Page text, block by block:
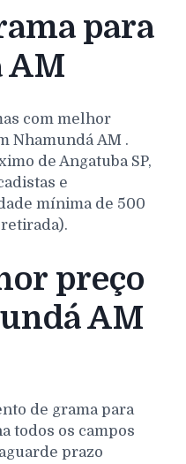
para
AM
com melhor
Nhamundá AM .
de Angatuba SP,
e
mínima de 500
preço
AM
de grama para
todos os campos
prazo